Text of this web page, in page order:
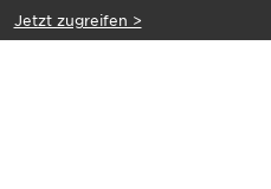
Jetzt zugreifen >